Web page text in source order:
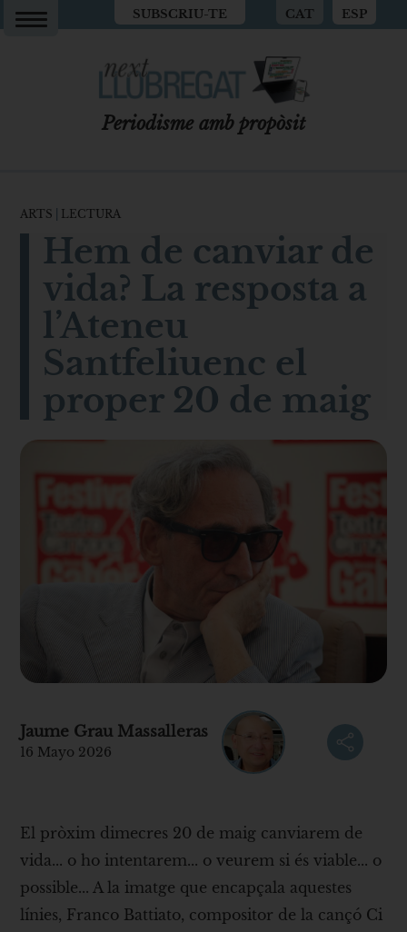
SUBSCRIU-TE CAT ESP
Periodisme amb propòsit
ARTS LECTURA
Hem de canviar de
vida? La resposta a
l’Ateneu
Santfeliuenc el
proper 20 de maig
Jaume Grau Massalleras
16 Mayo 2026
El pròxim dimecres 20 de maig canviarem de
vida... o ho intentarem... o veurem si és viable... o
possible... A la imatge que encapçala aquestes
línies, Franco Battiato, compositor de la cançó Ci